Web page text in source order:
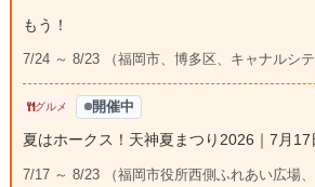
もう！
7/24 ～ 8/23 （福岡市、博多区、キャナルシテ
グルメ 開催中
夏はホークス！天神夏まつり2026｜7月
7/17 ～ 8/23 （福岡市役所西側ふれあい広場